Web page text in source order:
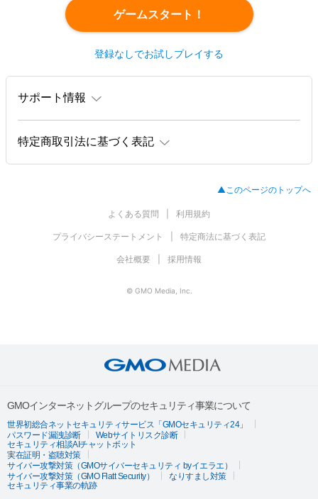
ゲームスタート！
登録なしでお試しプレイする
サポート情報
特定商取引法に基づく表記
▲このページのトップへ
よくある質問 利用規約
プライバシーステートメント 特定商法に基づく表記
会社概要 採用情報
© GMO Media, Inc.
GMOインターネットグループのセキュリティ事業について
世界初総合ネットセキュリティサービス「GMOセキュリティ24」
パスワード漏洩診断
Webサイトリスク診断
セキュリティ相談AIチャットボット
実在証明・盗聴対策
サイバー攻撃対策（GMOサイバーセキュリティ byイエラエ）
サイバー攻撃対策（GMO Flatt Security）
なりすまし対策
セキュリティ事業の軌跡